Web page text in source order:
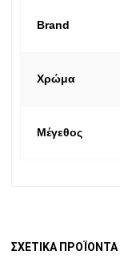
Brand
Χρώμα
Μέγεθος
ΣΧΕΤΙΚΆ ΠΡΟΪΌΝΤΑ